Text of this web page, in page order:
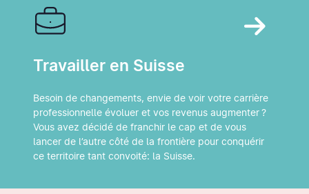
Travailler en Suisse
Besoin de changements, envie de voir votre carrière
professionnelle évoluer et vos revenus augmenter ?
Vous avez décidé de franchir le cap et de vous
lancer de l’autre côté de la frontière pour conquérir
ce territoire tant convoité: la Suisse.